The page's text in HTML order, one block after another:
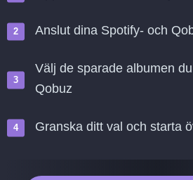
Anslut dina Spotify- och
Välj de sparade albumen
Qobuz
Granska ditt val och starta